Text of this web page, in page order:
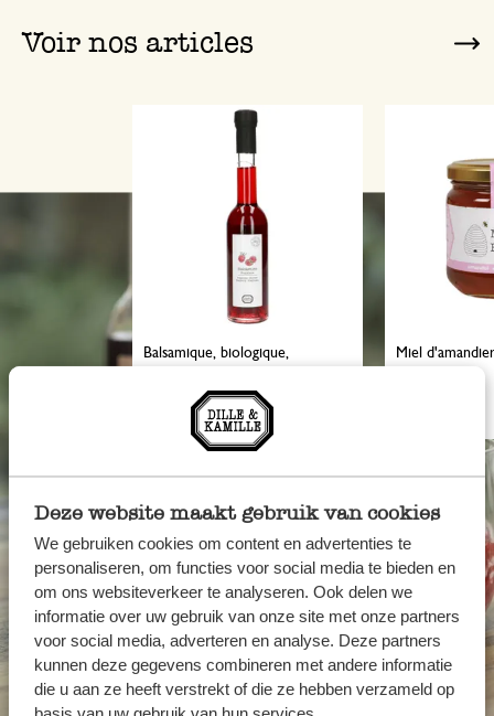
Deze website maakt gebruik van cookies
We gebruiken cookies om content en advertenties te
personaliseren, om functies voor social media te bieden en
om ons websiteverkeer te analyseren. Ook delen we
informatie over uw gebruik van onze site met onze partners
voor social media, adverteren en analyse. Deze partners
kunnen deze gegevens combineren met andere informatie
die u aan ze heeft verstrekt of die ze hebben verzameld op
Voir nos articles
Balsamique, biologique,
Miel